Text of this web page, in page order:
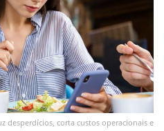
desperdícios, corta custos operacionais e